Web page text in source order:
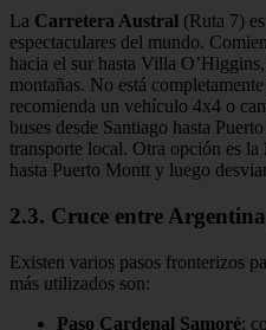
La Carretera Austral (Ruta 7)
espectaculares del mundo.
hacia el sur hasta Villa
montañas. No está
recomienda un vehículo 4x4 o
buses desde Santiago hasta
transporte local. Otra opción es la
hasta Puerto Montt y luego
2.3. Cruce entre
Existen varios pasos fronterizos
más utilizados son:
Paso Cardenal Samoré: